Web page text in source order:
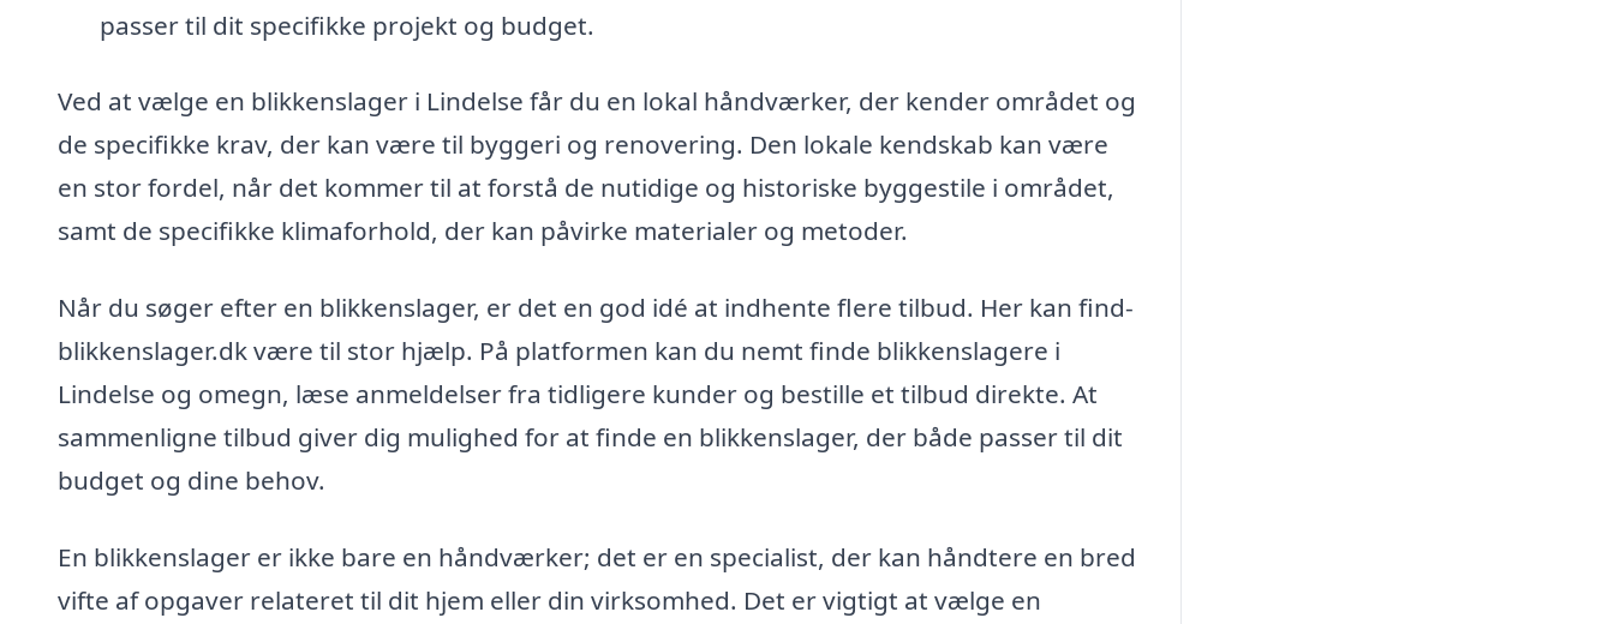
passer til dit specifikke projekt og budget.
Ved at vælge en blikkenslager i Lindelse får du en lokal håndværker, der kender området og
de specifikke krav, der kan være til byggeri og renovering. Den lokale kendskab kan være
en stor fordel, når det kommer til at forstå de nutidige og historiske byggestile i området,
samt de specifikke klimaforhold, der kan påvirke materialer og metoder.
Når du søger efter en blikkenslager, er det en god idé at indhente flere tilbud. Her kan find-
blikkenslager.dk være til stor hjælp. På platformen kan du nemt finde blikkenslagere i
Lindelse og omegn, læse anmeldelser fra tidligere kunder og bestille et tilbud direkte. At
sammenligne tilbud giver dig mulighed for at finde en blikkenslager, der både passer til dit
budget og dine behov.
En blikkenslager er ikke bare en håndværker; det er en specialist, der kan håndtere en bred
vifte af opgaver relateret til dit hjem eller din virksomhed. Det er vigtigt at vælge en